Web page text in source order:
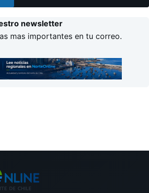
newsletter
mas importantes en tu correo.